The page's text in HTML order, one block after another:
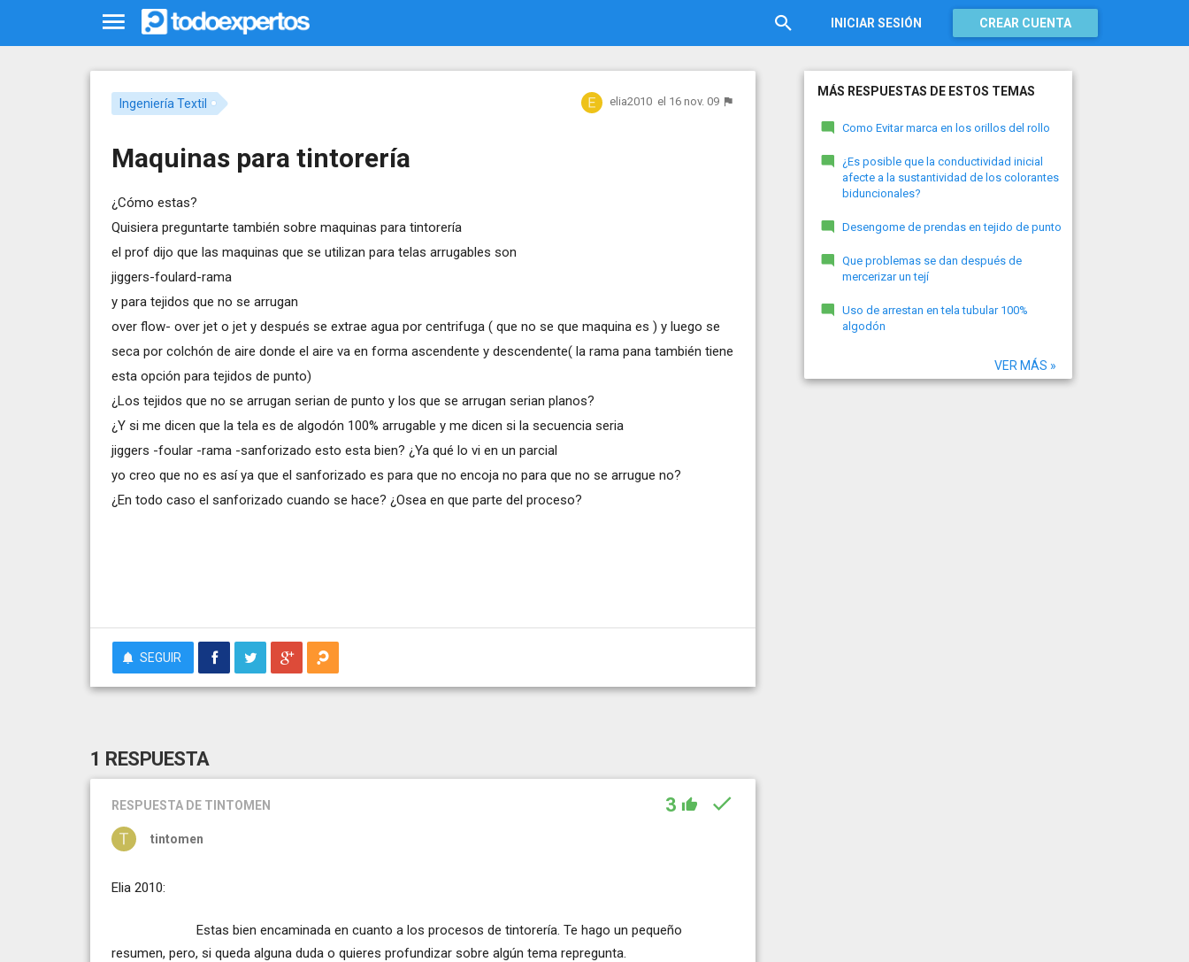
INICIAR SESIÓN CREAR CUENTA
Ingeniería Textil elia2010 el 16 nov. 09
Maquinas para tintorería
¿Cómo estas?
Quisiera preguntarte también sobre maquinas para tintorería
el prof dijo que las maquinas que se utilizan para telas arrugables son
jiggers-foulard-rama
y para tejidos que no se arrugan
over flow- over jet o jet y después se extrae agua por centrifuga ( que no se que maquina es ) y luego se
seca por colchón de aire donde el aire va en forma ascendente y descendente( la rama pana también tiene
esta opción para tejidos de punto)
¿Los tejidos que no se arrugan serian de punto y los que se arrugan serian planos?
¿Y si me dicen que la tela es de algodón 100% arrugable y me dicen si la secuencia seria
jiggers -foular -rama -sanforizado esto esta bien? ¿Ya qué lo vi en un parcial
yo creo que no es así ya que el sanforizado es para que no encoja no para que no se arrugue no?
¿En todo caso el sanforizado cuando se hace? ¿Osea en que parte del proceso?
SEGUIR
1 RESPUESTA
RESPUESTA DE TINTOMEN 3
tintomen
Elia 2010:
Estas bien encaminada en cuanto a los procesos de tintorería. Te hago un pequeño
resumen, pero, si queda alguna duda o quieres profundizar sobre algún tema repregunta.
MÁS RESPUESTAS DE ESTOS TEMAS
Como Evitar marca en los orillos del rollo
¿Es posible que la conductividad inicial
afecte a la sustantividad de los colorantes
biduncionales?
Desengome de prendas en tejido de punto
Que problemas se dan después de
mercerizar un tejí
Uso de arrestan en tela tubular 100%
algodón
VER MÁS »